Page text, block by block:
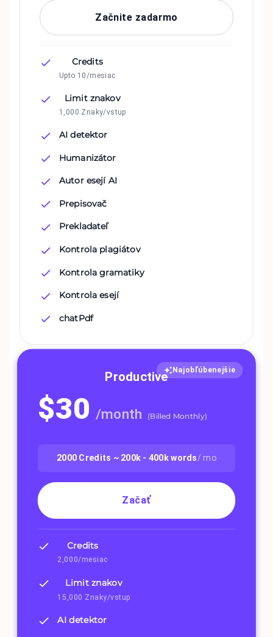
Začnite zadarmo
Credits
Upto 10/mesiac
Limit znakov
1,000 Znaky/vstup
AI detektor
Humanizátor
Autor esejí AI
Prepisovač
Prekladateľ
Kontrola plagiátov
Kontrola gramatiky
Kontrola esejí
chatPdf
Najobľúbenejšie
Productive
$30 /month (Billed Monthly)
2000 Credits ~ 200k - 400kwords/ mo
Začať
Credits
2,000/mesiac
Limit znakov
15,000 Znaky/vstup
AI detektor